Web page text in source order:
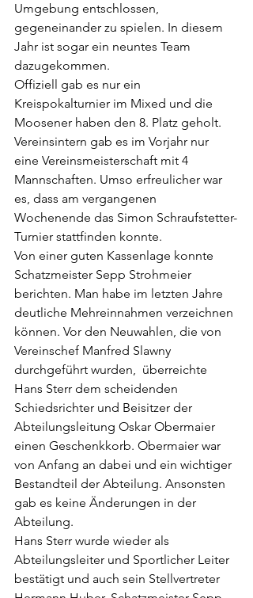
Umgebung entschlossen,
gegeneinander zu spielen. In diesem
Jahr ist sogar ein neuntes Team
dazugekommen.
Offiziell gab es nur ein
Kreispokalturnier im Mixed und die
Moosener haben den 8. Platz geholt.
Vereinsintern gab es im Vorjahr nur
eine Vereinsmeisterschaft mit 4
Mannschaften. Umso erfreulicher war
es, dass am vergangenen
Wochenende das Simon Schraufstetter-
Turnier stattfinden konnte.
Von einer guten Kassenlage konnte
Schatzmeister Sepp Strohmeier
berichten. Man habe im letzten Jahre
deutliche Mehreinnahmen verzeichnen
können. Vor den Neuwahlen, die von
Vereinschef Manfred Slawny
durchgeführt wurden,  überreichte
Hans Sterr dem scheidenden
Schiedsrichter und Beisitzer der
Abteilungsleitung Oskar Obermaier
einen Geschenkkorb. Obermaier war
von Anfang an dabei und ein wichtiger
Bestandteil der Abteilung. Ansonsten
gab es keine Änderungen in der
Abteilung.
Hans Sterr wurde wieder als
Abteilungsleiter und Sportlicher Leiter
bestätigt und auch sein Stellvertreter